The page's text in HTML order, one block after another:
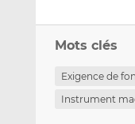
Mots clés
Exigence de
Instrument